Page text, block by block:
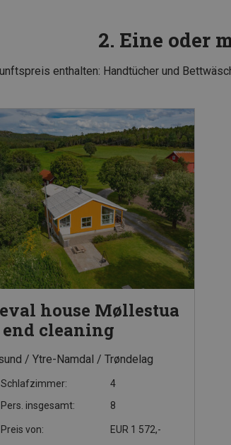
2. Eine oder
enthalten: Handtücher und
house Møllestua
cleaning
Ytre-Namdal Trøndelag
Schlafzimmer:
4
Pers. insgesamt:
8
Preis von: EUR 1 572,-